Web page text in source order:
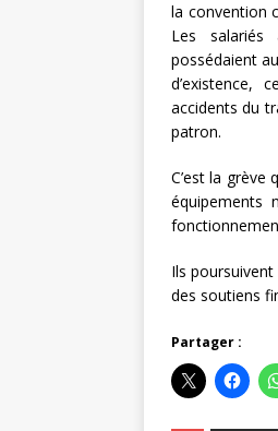
la convention
Les
possédaient
d’existence,
accidents du
patron.
C’est la grève
équipements
Ils
des soutiens
Partager :